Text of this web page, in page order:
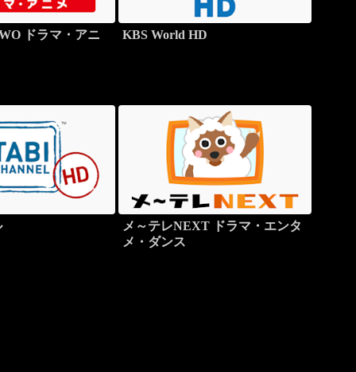
ドラマ・アニ KBS World HD
メ～テレNEXT ドラマ・エンタ
メ・ダンス